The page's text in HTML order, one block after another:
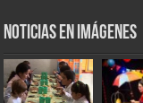
Noticias en Imágenes